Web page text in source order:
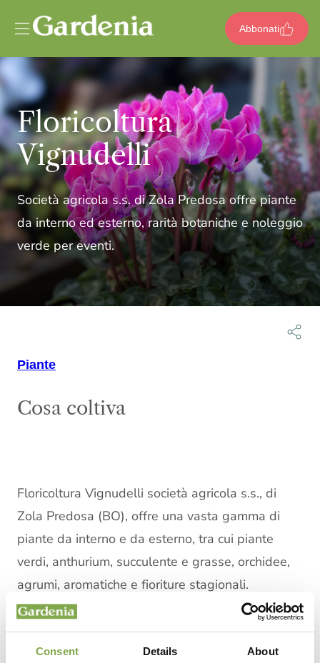
Consent Details About
Abbonati
Floricoltura
Vignudelli
Società agricola s.s. di Zola Predosa offre piante
da interno ed esterno, rarità botaniche e noleggio
verde per eventi.
Piante
Cosa coltiva
Floricoltura Vignudelli società agricola s.s., di
Zola Predosa (BO), offre una vasta gamma di
piante da interno e da esterno, tra cui piante
verdi, anthurium, succulente e grasse, orchidee,
agrumi, aromatiche e fioriture stagionali.
L’azienda a conduzione famigliare coltiva anche
rarità botaniche e propone servizi di noleggio
piante per eventi e ambienti commerciali.